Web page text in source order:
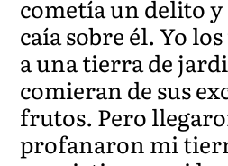
cometía un delito y
caía sobre él. Yo
a una tierra de
comieran de sus
frutos. Pero
profanaron mi